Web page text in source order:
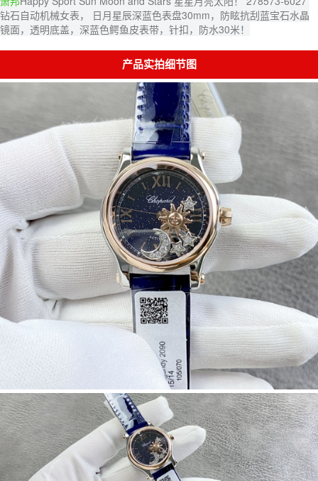
钻石自动机械女表， 日月星辰深蓝色表盘30mm，防眩抗刮蓝宝石水晶
镜面，透明底盖，深蓝色鳄鱼皮表带，针扣，防水30米！
产品实拍细节图